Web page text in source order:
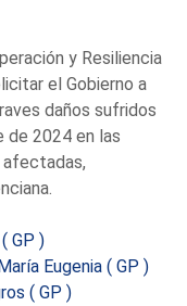
y Resiliencia
el Gobierno a
daños sufridos
de 2024 en las
afectadas,
GP )
Eugenia ( GP )
( GP )